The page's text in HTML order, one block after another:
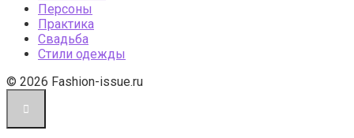
Персоны
Практика
Свадьба
Стили одежды
© 2026 Fashion-issue.ru